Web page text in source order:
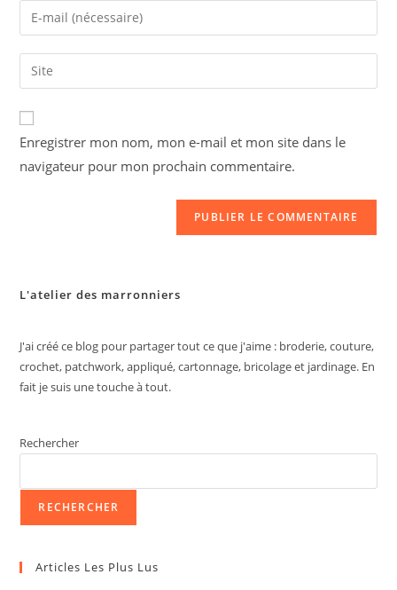
Enregistrer mon nom, mon e-mail et mon site dans le
navigateur pour mon prochain commentaire.
L'atelier des marronniers
J'ai créé ce blog pour partager tout ce que j'aime : broderie, couture,
crochet, patchwork, appliqué, cartonnage, bricolage et jardinage. En
fait je suis une touche à tout.
Rechercher
RECHERCHER
Articles Les Plus Lus